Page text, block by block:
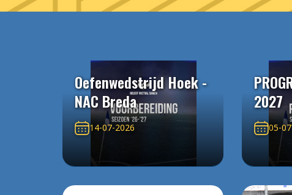
Oefenwedstrijd Hoek -
NAC Breda
14-07-2026
2027
05-